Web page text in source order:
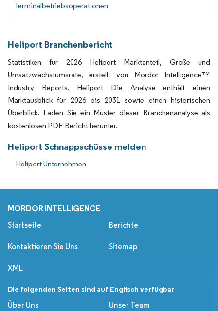
Terminalbetriebsoperationen
Heliport Branchenbericht
Statistiken für 2026 Heliport Marktanteil, Größe und
Umsatzwachstumsrate, erstellt von Mordor Intelligence™
Industry Reports. Heliport Die Analyse enthält einen
Marktausblick für 2026 bis 2031 sowie einen historischen
Überblick. Laden Sie ein Muster dieser Branchenanalyse als
kostenlosen PDF-Bericht herunter.
Heliport Schnappschüsse melden
Heliport Unternehmen
MORDOR INTELLIGENCE
Startseite Berichte
Kontaktieren Sie Uns Sitemap
XML
Die folgenden Seiten sind auf Englisch verfügbar
Über Uns
Unser Team